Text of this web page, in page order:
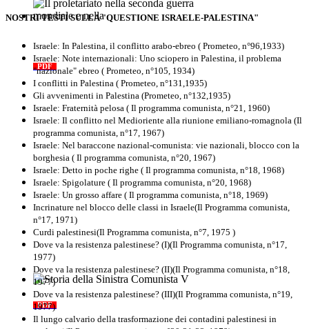
mondiale e nella "Resistenza"
antifascista
PDF Quaderno n°4 (nuova edizione 2021)
Storia della Sinistra Comunista V
PDF
NOSTRI TESTI SULLA "QUESTIONE ISRAELE-PALESTINA"
Israele: In Palestina, il conflitto arabo-ebreo ( Prometeo, n°96,1933)
Israele: Note internazionali: Uno sciopero in Palestina, il problema
"nazionale" ebreo ( Prometeo, n°105, 1934)
I conflitti in Palestina ( Prometeo, n°131,1935)
Gli avvenimenti in Palestina (Prometeo, n°132,1935)
Israele: Fraternità pelosa ( Il programma comunista, n°21, 1960)
Israele: Il conflitto nel Medioriente alla riunione emiliano-romagnola (Il
programma comunista, n°17, 1967)
Israele: Nel baraccone nazional-comunista: vie nazionali, blocco con la
borghesia ( Il programma comunista, n°20, 1967)
Israele: Detto in poche righe ( Il programma comunista, n°18, 1968)
Israele: Spigolature ( Il programma comunista, n°20, 1968)
Israele: Un grosso affare ( Il programma comunista, n°18, 1969)
Incrinature nel blocco delle classi in Israele(Il Programma comunista,
n°17, 1971)
Curdi palestinesi(Il Programma comunista, n°7, 1975 )
Dove va la resistenza palestinese? (I)(Il Programma comunista, n°17,
1977)
Dove va la resistenza palestinese? (II)(Il Programma comunista, n°18,
1977)
Dove va la resistenza palestinese? (III)(Il Programma comunista, n°19,
1977)
Il lungo calvario della trasformazione dei contadini palestinesi in